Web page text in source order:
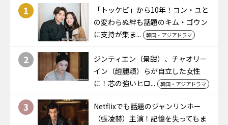
1
「トッケビ」から10年！コン・ユと
の変わらぬ絆も話題のキム・ゴウン
に支持が集ま...
韓国・アジアドラマ
2
ジンティエン（景甜）、チャオリー
イン（趙麗穎）らが自立した女性
に！芯の強いヒロ...
韓国・アジアドラマ
3
Netflixでも話題のジャンリンホー
（張凌赫）主演！記憶を失ってもま